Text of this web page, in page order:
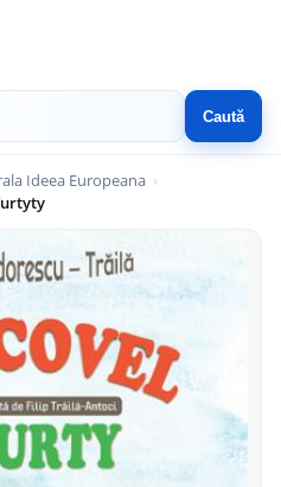
Caută
Ideea Europeana